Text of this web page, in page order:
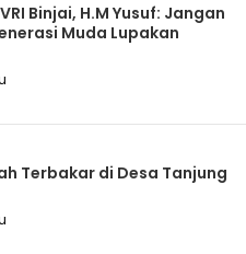
Binjai, H.M Yusuf: Jangan
Muda Lupakan
Terbakar di Desa Tanjung